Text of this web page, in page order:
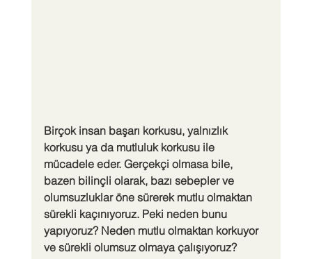
Birçok insan başarı korkusu, yalnızlık
korkusu ya da mutluluk korkusu ile
mücadele eder. Gerçekçi olmasa bile,
bazen bilinçli olarak, bazı sebepler ve
olumsuzluklar öne sürerek mutlu olmaktan
sürekli kaçınıyoruz. Peki neden bunu
yapıyoruz? Neden mutlu olmaktan korkuyor
ve sürekli olumsuz olmaya çalışıyoruz?